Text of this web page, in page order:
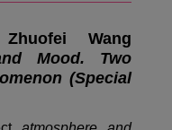
Wang
Mood. Two
(Special